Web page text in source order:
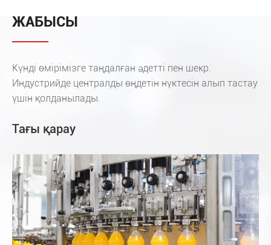
ЖАБЫСЫ
Күнді өмірімізге таңдалған әдетті пен шекр.
Индустрийде централды өңдетін нүктесін алып тастау
үшін қолданылады.
Тағы қарау